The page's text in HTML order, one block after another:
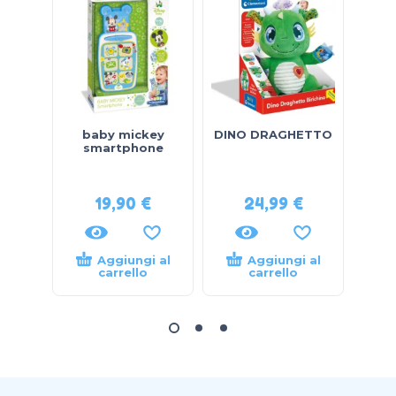
baby mickey
smartphone
19,90 €
Aggiungi al
carrello
DINO DRAGHETTO
24,99 €
Aggiungi al
carrello